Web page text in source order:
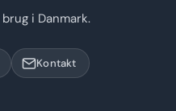
i Danmark.
Kontakt